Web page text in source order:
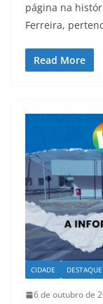
página na
Ferreira,
Read More
CIDADE DESTAQUE
6 de outubro de